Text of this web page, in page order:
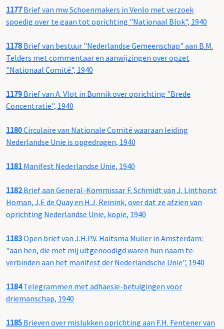
1177Brief van mw Schoenmakers in Venlo met verzoek
spoedig over te gaan tot oprichting "Nationaal Blok", 1940
1178 Brief van bestuur "Nederlandse Gemeenschap" aan B.M.
Telders met commentaar en aanwijzingen over opzet
"Nationaal Comité", 1940
1179 Brief van A. Vlot in Bunnik over oprichting "Brede
Concentratie", 1940
1180Circulaire van Nationale Comité waaraan leiding
Nederlandse Unie is opgedragen, 1940
1181 Manifest Nederlandse Unie, 1940
1182Brief aan General-Kommissar F. Schmidt van J. Linthorst
Homan, J.E de Quay en H.J. Reinink, over dat ze afzien van
oprichting Nederlandse Unie, kopie, 1940
1183Open brief van J.H.P.V. Haitsma Mulier in Amsterdam:
"aan hen, die met mij uitgenoodigd waren hun naam te
verbinden aan het manifest der Nederlandsche Unie", 1940
1184Telegrammen met adhaesie-betuigingen voor
driemanschap, 1940
1185 Brieven over mislukken oprichting aan F.H. Fentener van